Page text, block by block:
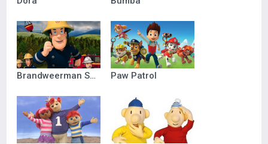
Brandweerman Sam Paw Patrol